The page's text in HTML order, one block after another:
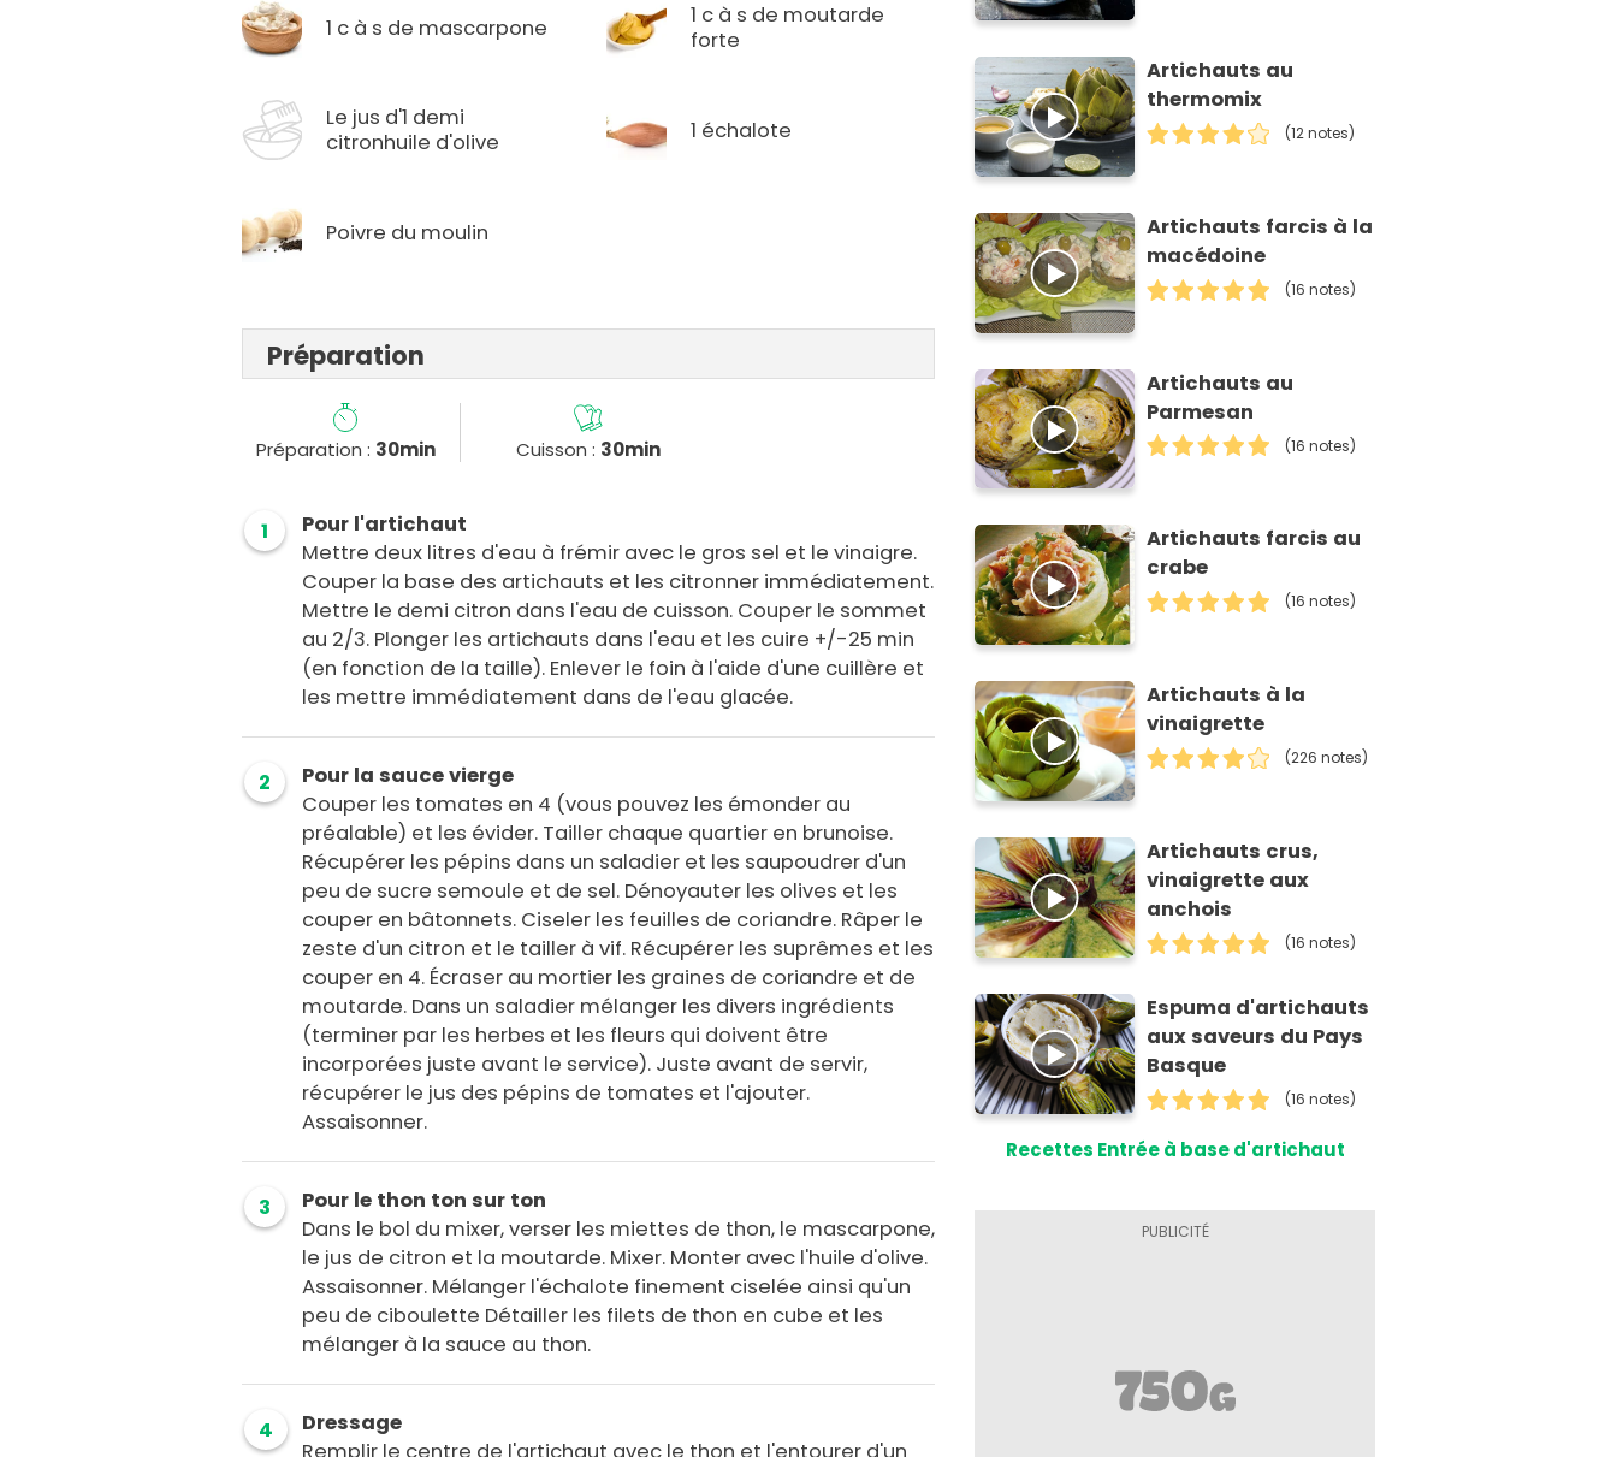
1 c à s de mascarpone
1 c à s de moutarde
forte
Le jus d'1 demi
citronhuile d'olive
1 échalote
Poivre du moulin
Préparation
Préparation : 30min Cuisson : 30min
1
Pour l'artichaut
Mettre deux litres d'eau à frémir avec le gros sel et le vinaigre.
Couper la base des artichauts et les citronner immédiatement.
Mettre le demi citron dans l'eau de cuisson. Couper le sommet
au 2/3. Plonger les artichauts dans l'eau et les cuire +/-25 min
(en fonction de la taille). Enlever le foin à l'aide d'une cuillère et
les mettre immédiatement dans de l'eau glacée.
2
Pour la sauce vierge
Couper les tomates en 4 (vous pouvez les émonder au
préalable) et les évider. Tailler chaque quartier en brunoise.
Récupérer les pépins dans un saladier et les saupoudrer d'un
peu de sucre semoule et de sel. Dénoyauter les olives et les
couper en bâtonnets. Ciseler les feuilles de coriandre. Râper le
zeste d'un citron et le tailler à vif. Récupérer les suprêmes et les
couper en 4. Écraser au mortier les graines de coriandre et de
moutarde. Dans un saladier mélanger les divers ingrédients
(terminer par les herbes et les fleurs qui doivent être
incorporées juste avant le service). Juste avant de servir,
récupérer le jus des pépins de tomates et l'ajouter.
Assaisonner.
3
Pour le thon ton sur ton
Dans le bol du mixer, verser les miettes de thon, le mascarpone,
le jus de citron et la moutarde. Mixer. Monter avec l'huile d'olive.
Assaisonner. Mélanger l'échalote finement ciselée ainsi qu'un
peu de ciboulette Détailler les filets de thon en cube et les
mélanger à la sauce au thon.
4
Dressage
Artichauts au
thermomix
(12 notes)
Artichauts farcis à la
macédoine
(16 notes)
Artichauts au
Parmesan
(16 notes)
Artichauts farcis au
crabe
(16 notes)
Artichauts à la
vinaigrette
(226 notes)
Artichauts crus,
vinaigrette aux
anchois
(16 notes)
Espuma d'artichauts
aux saveurs du Pays
Basque
(16 notes)
Recettes Entrée à base d'artichaut